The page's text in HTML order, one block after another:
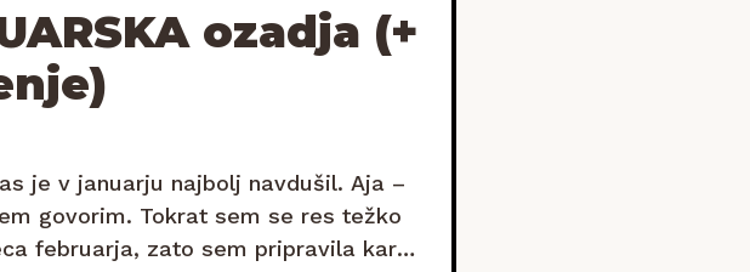
ozadja (+
je v januarju najbolj navdušil. Aja –
govorim. Tokrat sem se res težko
februarja, zato sem pripravila kar